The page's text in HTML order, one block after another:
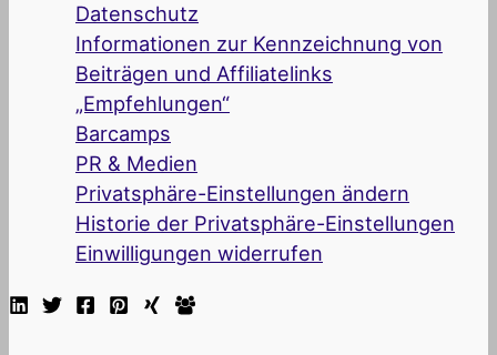
Datenschutz
Informationen zur Kennzeichnung von
Beiträgen und Affiliatelinks
„Empfehlungen“
Barcamps
PR & Medien
Privatsphäre-Einstellungen ändern
Historie der Privatsphäre-Einstellungen
Einwilligungen widerrufen